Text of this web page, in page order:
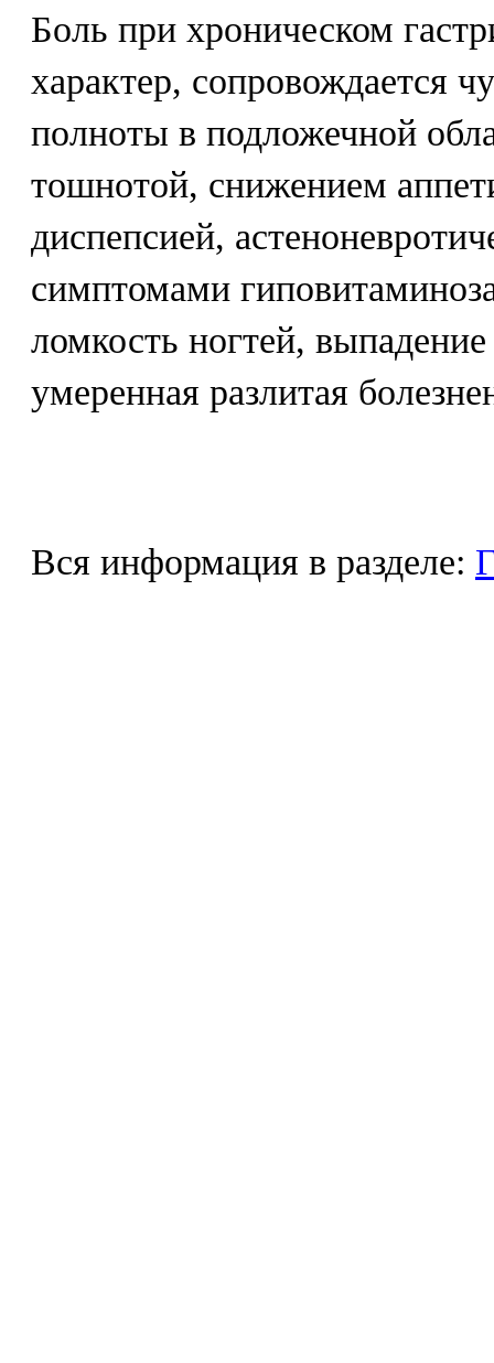
Боль при хроническом
характер, сопровождается
полноты в подложечной
тошнотой, снижением
диспепсией,
симптомами
ломкость ногтей,
умеренная разлитая
Вся информация в разделе: